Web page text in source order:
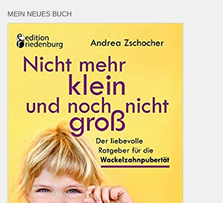
MEIN NEUES BUCH